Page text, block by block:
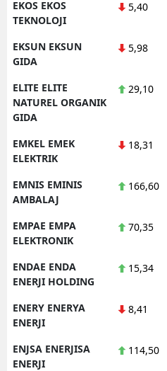
EKOS EKOS
TEKNOLOJI
5,40
EKSUN EKSUN
GIDA
5,98
ELITE ELITE
NATUREL ORGANIK
GIDA
29,10
EMKEL EMEK
ELEKTRIK
18,31
EMNIS EMINIS
AMBALAJ
166,60
EMPAE EMPA
ELEKTRONIK
70,35
ENDAE ENDA
ENERJI HOLDING
15,34
ENERY ENERYA
ENERJI
8,41
ENJSA ENERJISA
ENERJI
114,50